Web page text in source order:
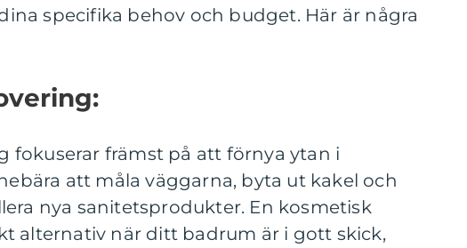
specifika behov och budget. Här är några
fokuserar främst på att förnya ytan i
att måla väggarna, byta ut kakel och
nya sanitetsprodukter. En kosmetisk
alternativ när ditt badrum är i gott skick,